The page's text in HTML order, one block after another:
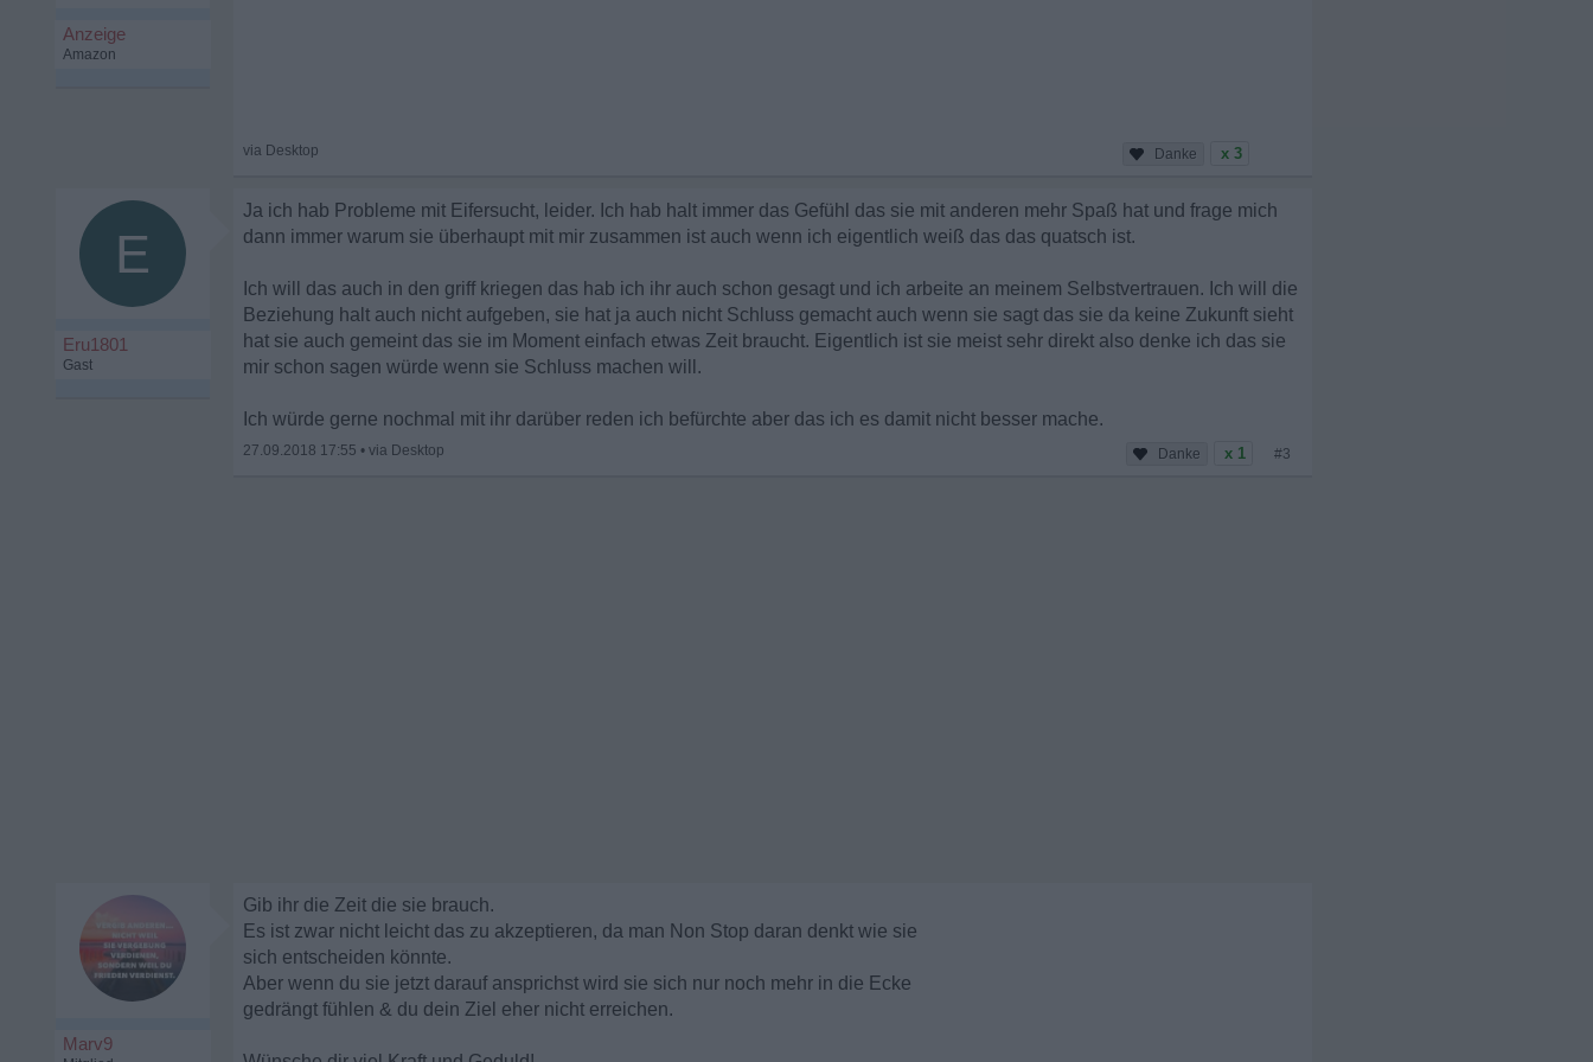
x 3
E
Eru1801
Gast
Ja ich hab Probleme mit Eifersucht, leider. Ich hab halt immer das Gefühl das sie mit anderen mehr Spaß hat und frage mich
dann immer warum sie überhaupt mit mir zusammen ist auch wenn ich eigentlich weiß das das quatsch ist.
Ich will das auch in den griff kriegen das hab ich ihr auch schon gesagt und ich arbeite an meinem Selbstvertrauen. Ich will die
Beziehung halt auch nicht aufgeben, sie hat ja auch nicht Schluss gemacht auch wenn sie sagt das sie da keine Zukunft sieht
hat sie auch gemeint das sie im Moment einfach etwas Zeit braucht. Eigentlich ist sie meist sehr direkt also denke ich das sie
mir schon sagen würde wenn sie Schluss machen will.
Ich würde gerne nochmal mit ihr darüber reden ich befürchte aber das ich es damit nicht besser mache.
27.09.2018 17:55 • x 1 #3
Marv9
Gib ihr die Zeit die sie brauch.
Es ist zwar nicht leicht das zu akzeptieren, da man Non Stop daran denkt wie sie
sich entscheiden könnte.
Aber wenn du sie jetzt darauf ansprichst wird sie sich nur noch mehr in die Ecke
gedrängt fühlen & du dein Ziel eher nicht erreichen.